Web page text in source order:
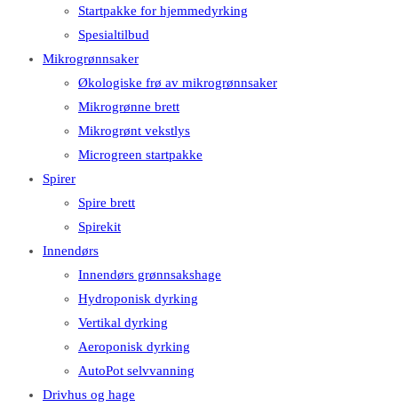
Startpakke for hjemmedyrking
Spesialtilbud
Mikrogrønnsaker
Økologiske frø av mikrogrønnsaker
Mikrogrønne brett
Mikrogrønt vekstlys
Microgreen startpakke
Spirer
Spire brett
Spirekit
Innendørs
Innendørs grønnsakshage
Hydroponisk dyrking
Vertikal dyrking
Aeroponisk dyrking
AutoPot selvvanning
Drivhus og hage